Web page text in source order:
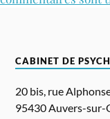
CABINET DE
20 bis, rue
95430 Auvers-sur-